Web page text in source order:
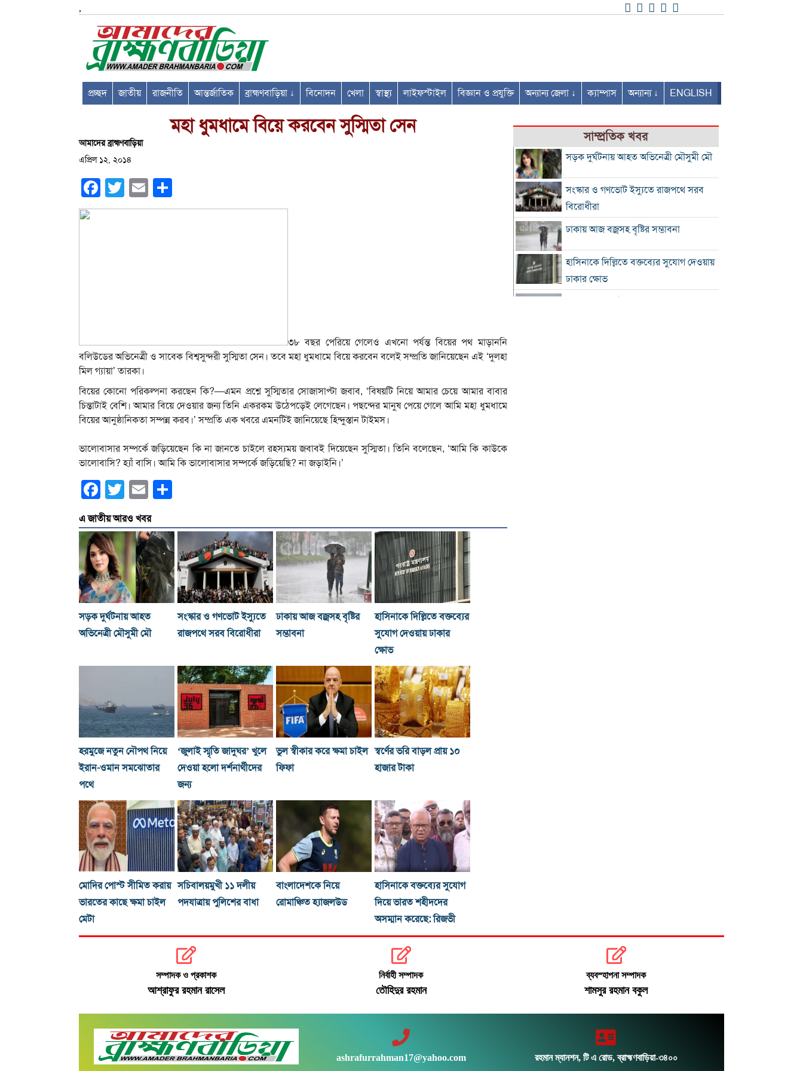
,
প্রচ্ছদ জাতীয় রাজনীতি আন্তর্জাতিক ব্রাহ্মণবাড়িয়া ↓ বিনোদন খেলা স্বাস্থ্য লাইফস্টাইল বিজ্ঞান ও প্রযুক্তি অন্যান্য জেলা ↓ ক্যাম্পাস অন্যান্য ↓ ENGLISH
মহা ধুমধামে বিয়ে করবেন সুস্মিতা সেন
আমাদের ব্রাহ্মণবাড়িয়া
এপ্রিল ১২, ২০১৪
Facebook
Twitter Email
৩৮ বছর পেরিয়ে গেলেও এখনো পর্যন্ত বিয়ের পথ মাড়াননি
বলিউডের অভিনেত্রী ও সাবেক বিশ্বসুন্দরী সুস্মিতা সেন। তবে মহা ধুমধামে বিয়ে করবেন বলেই সম্প্রতি জানিয়েছেন এই ‘দুলহা
মিল গ্যায়া’ তারকা।
বিয়ের কোনো পরিকল্পনা করছেন কি?—এমন প্রশ্নে সুস্মিতার সোজাসাপ্টা জবাব, ‘বিষয়টি নিয়ে আমার চেয়ে আমার বাবার
চিন্তাটাই বেশি। আমার বিয়ে দেওয়ার জন্য তিনি একরকম উঠেপড়েই লেগেছেন। পছন্দের মানুষ পেয়ে গেলে আমি মহা ধুমধামে
বিয়ের আনুষ্ঠানিকতা সম্পন্ন করব।’ সম্প্রতি এক খবরে এমনটিই জানিয়েছে হিন্দুস্তান টাইমস।
ভালোবাসার সম্পর্কে জড়িয়েছেন কি না জানতে চাইলে রহস্যময় জবাবই দিয়েছেন সুস্মিতা। তিনি বলেছেন, ‘আমি কি কাউকে
ভালোবাসি? হ্যাঁ বাসি। আমি কি ভালোবাসার সম্পর্কে জড়িয়েছি? না জড়াইনি।’
Facebook
Twitter Email
এ জাতীয় আরও খবর
সড়ক দুর্ঘটনায় আহত
অভিনেত্রী মৌসুমী মৌ
সংস্কার ও গণভোট ইস্যুতে
রাজপথে সরব বিরোধীরা
ঢাকায় আজ বজ্রসহ বৃষ্টির
সম্ভাবনা
হাসিনাকে দিল্লিতে বক্তব্যের
সুযোগ দেওয়ায় ঢাকার
ক্ষোভ
হরমুজে নতুন নৌপথ নিয়ে
ইরান-ওমান সমঝোতার
পথে
‘জুলাই স্মৃতি জাদুঘর’ খুলে
দেওয়া হলো দর্শনার্থীদের
জন্য
ভুল স্বীকার করে ক্ষমা চাইল
ফিফা
স্বর্ণের ভরি বাড়ল প্রায় ১০
হাজার টাকা
মোদির পোস্ট সীমিত করায়
ভারতের কাছে ক্ষমা চাইল
মেটা
সচিবালয়মুখী ১১ দলীয়
পদযাত্রায় পুলিশের বাধা
বাংলাদেশকে নিয়ে
রোমাঞ্চিত হ্যাজলউড
হাসিনাকে বক্তব্যের সুযোগ
দিয়ে ভারত শহীদদের
অসম্মান করেছে: রিজভী
সাম্প্রতিক খবর
সড়ক দুর্ঘটনায় আহত অভিনেত্রী মৌসুমী মৌ
সংস্কার ও গণভোট ইস্যুতে রাজপথে সরব
বিরোধীরা
ঢাকায় আজ বজ্রসহ বৃষ্টির সম্ভাবনা
হাসিনাকে দিল্লিতে বক্তব্যের সুযোগ দেওয়ায়
ঢাকার ক্ষোভ
সম্পাদক ও প্রকাশক
আশ্রাফুর রহমান রাসেল
নির্বাহী সম্পাদক
তৌহিদুর রহমান
ব্যবস্হাপনা সম্পাদক
শামসুর রহমান বকুল
ashrafurrahman17@yahoo.com রহমান ম্যানশন, টি এ রোড, ব্রাহ্মণবাড়িয়া-৩৪০০